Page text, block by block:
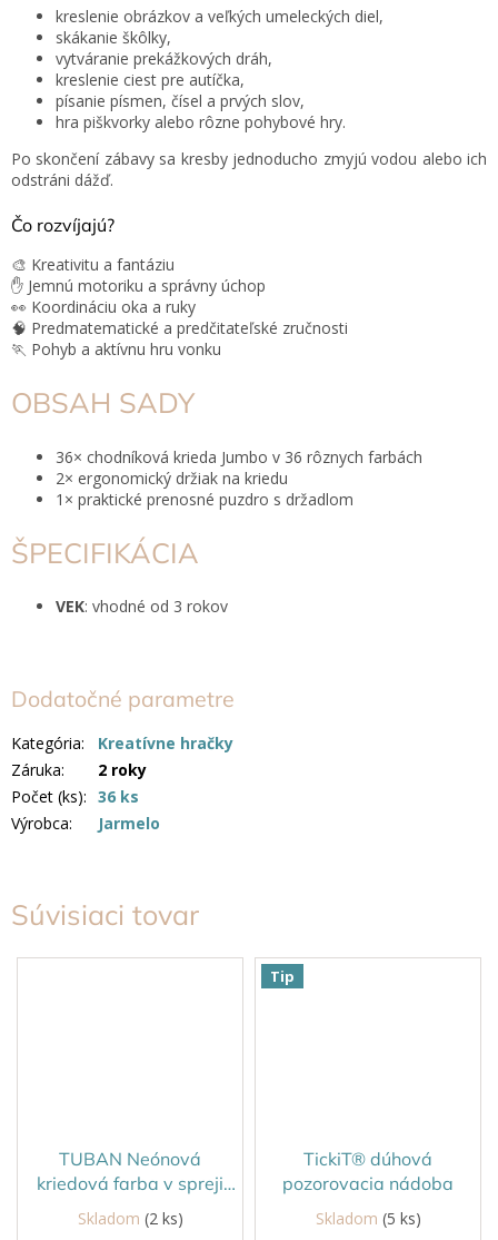
Súvisiaci tovar
TUBAN Neónová
kriedová farba v spreji
150 ml Modrá
Skladom (2 ks)
Tip
TickiT® dúhová
pozorovacia nádoba
Skladom (5 ks)
kreslenie obrázkov a veľkých umeleckých diel,
skákanie škôlky,
vytváranie prekážkových dráh,
kreslenie ciest pre autíčka,
písanie písmen, čísel a prvých slov,
hra piškvorky alebo rôzne pohybové hry.
Po skončení zábavy sa kresby jednoducho zmyjú vodou alebo ich
odstráni dážď.
Čo rozvíjajú?
🎨 Kreativitu a fantáziu
✋ Jemnú motoriku a správny úchop
👀 Koordináciu oka a ruky
🧠 Predmatematické a predčitateľské zručnosti
🏃 Pohyb a aktívnu hru vonku
OBSAH SADY
36× chodníková krieda Jumbo v 36 rôznych farbách
2× ergonomický držiak na kriedu
1× praktické prenosné puzdro s držadlom
ŠPECIFIKÁCIA
VEK: vhodné od 3 rokov
Dodatočné parametre
Kategória:
Kreatívne hračky
Záruka:
2 roky
Počet (ks): 36 ks
Výrobca: Jarmelo